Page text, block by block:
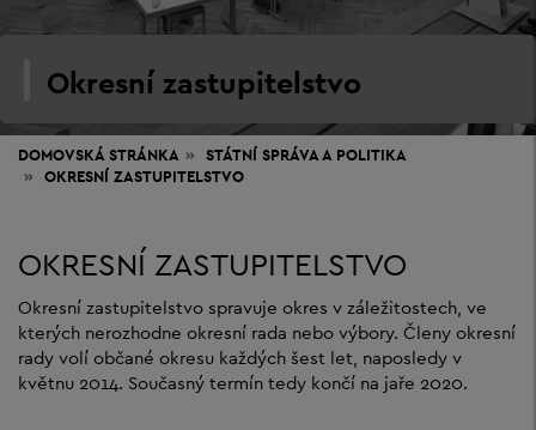
Okresní zastupitelstvo
DOMOVSKÁ STRÁNKA STÁTNÍ SPRÁVAA POLITIKA
OKRESNÍ ZASTUPITELSTVO
OKRESNÍ ZASTUPITELSTVO
Okresní zastupitelstvo spravuje okres v záležitostech, ve
kterých nerozhodne okresní rada nebo výbory. Členy okresní
rady volí občané okresu každých šest let, naposledy v
květnu 2014. Současný termín tedy končí na jaře 2020.